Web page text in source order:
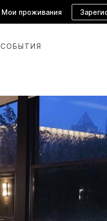
Мои проживания
СОБЫТИЯ